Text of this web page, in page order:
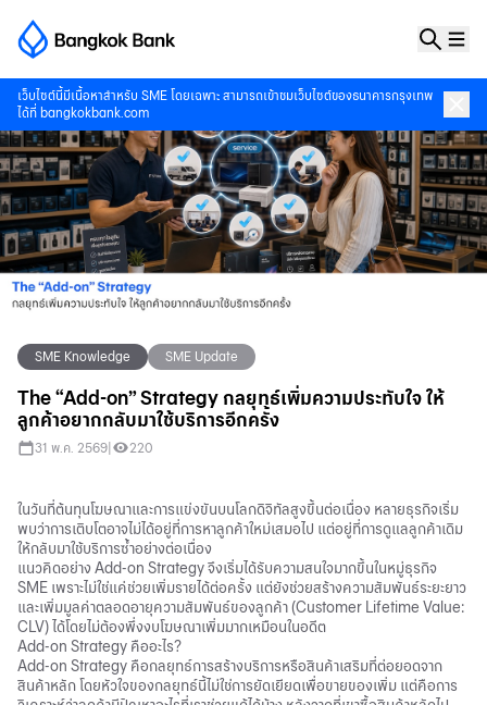
เว็บไซต์นี้มีเนื้อหาสำหรับ SME โดยเฉพาะ สามารถเข้าชมเว็บไซต์ของธนาคารกรุงเทพ
ได้ที่ bangkokbank.com
SME Knowledge SME Update
The “Add-on” Strategy กลยุทธ์เพิ่มความประทับใจ ให้
ลูกค้าอยากกลับมาใช้บริการอีกครั้ง
31 พ.ค. 2569 220
ในวันที่ต้นทุนโฆษณาและการแข่งขันบนโลกดิจิทัลสูงขึ้นต่อเนื่อง หลายธุรกิจเริ่ม
พบว่าการเติบโตอาจไม่ได้อยู่ที่การหาลูกค้าใหม่เสมอไป แต่อยู่ที่การดูแลลูกค้าเดิม
ให้กลับมาใช้บริการซ้ำอย่างต่อเนื่อง
แนวคิดอย่าง Add-on Strategy จึงเริ่มได้รับความสนใจมากขึ้นในหมู่ธุรกิจ
SME เพราะไม่ใช่แค่ช่วยเพิ่มรายได้ต่อครั้ง แต่ยังช่วยสร้างความสัมพันธ์ระยะยาว
และเพิ่มมูลค่าตลอดอายุความสัมพันธ์ของลูกค้า (Customer Lifetime Value:
CLV) ได้โดยไม่ต้องพึ่งงบโฆษณาเพิ่มมากเหมือนในอดีต
Add-on Strategy คืออะไร?
Add-on Strategy คือกลยุทธ์การสร้างบริการหรือสินค้าเสริมที่ต่อยอดจาก
สินค้าหลัก โดยหัวใจของกลยุทธ์นี้ไม่ใช่การยัดเยียดเพื่อขายของเพิ่ม แต่คือการ